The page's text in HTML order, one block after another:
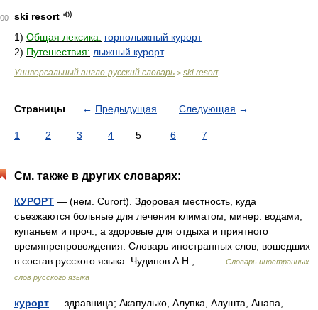
ski resort
1) Общая лексика: горнолыжный курорт
2) Путешествия: лыжный курорт
Универсальный англо-русский словарь > ski resort
Страницы ← Предыдущая Следующая →
1 2 3 4 5 6 7
См. также в других словарях:
КУРОРТ — (нем. Curort). Здоровая местность, куда
съезжаются больные для лечения климатом, минер. водами,
купаньем и проч., а здоровые для отдыха и приятного
времяпрепровождения. Словарь иностранных слов, вошедших
в состав русского языка. Чудинов А.Н.,… …
Словарь иностранных
слов русского языка
курорт — здравница; Акапулько, Алупка, Алушта, Анапа,